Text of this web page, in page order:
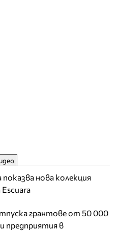
показва нова колекция
Escuara
грантове от 50 000
предприятия в